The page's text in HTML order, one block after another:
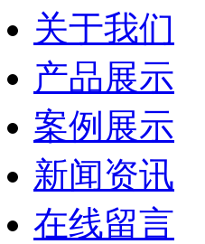
关于我们
产品展示
案例展示
新闻资讯
在线留言